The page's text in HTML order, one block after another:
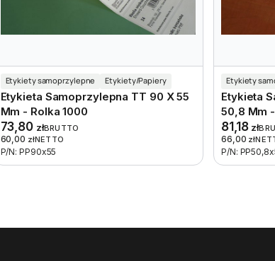
Etykiety samoprzylepne Etykiety/Papiery
Etykieta Samoprzylepna TT 90 X 55
Mm - Rolka 1000
73,80 złBRUTTO
60,00 złNETTO
P/N: PP90x55
Etykiety
Etykieta
50,8 Mm
81,18 zł
66,00 zł
P/N: